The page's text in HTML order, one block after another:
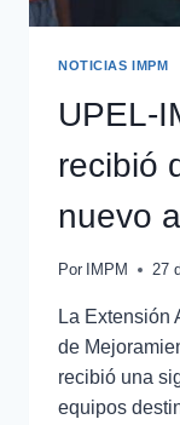
NOTICIAS IMPM
UPEL-
recibió
nuevo
Por IMPM 27
La Extensión
de
recibió una
equipos